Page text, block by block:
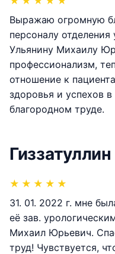
Выражаю огромную
персоналу
Ульянину Михаилу
профессионализм,
отношение к
здоровья и успехов
благородном труде.
★ ★ ★ ★ ★
31. 01. 2022 г. мне
её зав.
Михаил Юрьевич.
труд! Чувствуется,